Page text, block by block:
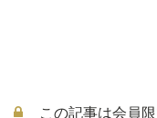
この記事は会員